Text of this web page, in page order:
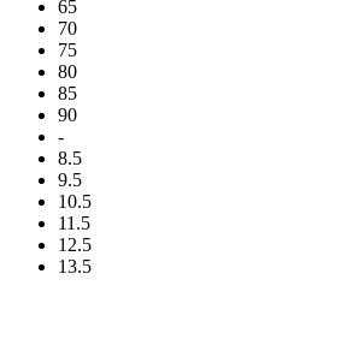
65
70
75
80
85
90
-
8.5
9.5
10.5
11.5
12.5
13.5